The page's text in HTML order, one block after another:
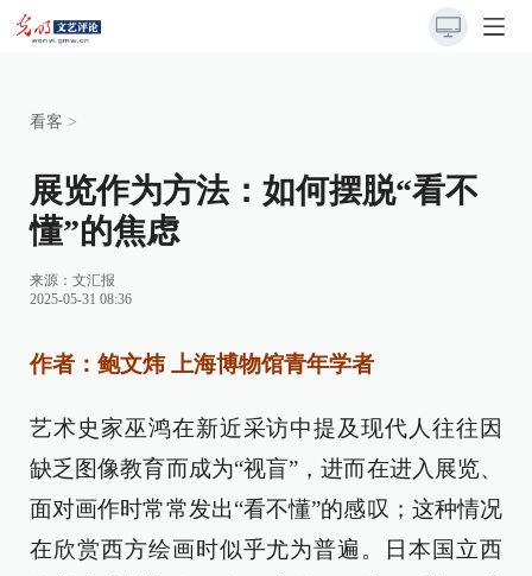
看客 >
展览作为方法：如何摆脱“看不
懂”的焦虑
来源： 文汇报
2025-05-31 08:36
作者：鲍文炜 上海博物馆青年学者
艺术史家巫鸿在新近采访中提及现代人往往因
缺乏图像教育而成为“视盲”，进而在进入展览、
面对画作时常常发出“看不懂”的感叹；这种情况
在欣赏西方绘画时似乎尤为普遍。日本国立西